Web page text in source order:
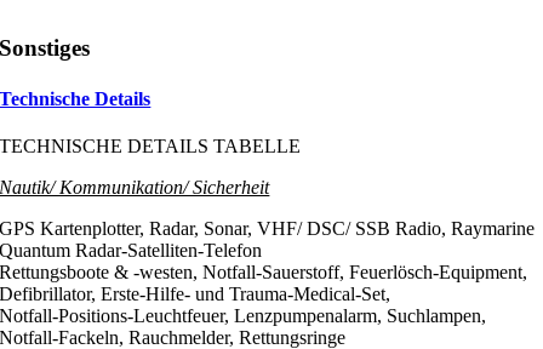
Sonstiges
Technische Details
TECHNISCHE DETAILS TABELLE
Nautik/ Kommunikation/ Sicherheit
GPS Kartenplotter, Radar, Sonar, VHF/ DSC/ SSB Radio, Raymarine
Quantum Radar-Satelliten-Telefon
Rettungsboote & -westen, Notfall-Sauerstoff, Feuerlösch-Equipment,
Defibrillator, Erste-Hilfe- und Trauma-Medical-Set,
Notfall-Positions-Leuchtfeuer, Lenzpumpenalarm, Suchlampen,
Notfall-Fackeln, Rauchmelder, Rettungsringe